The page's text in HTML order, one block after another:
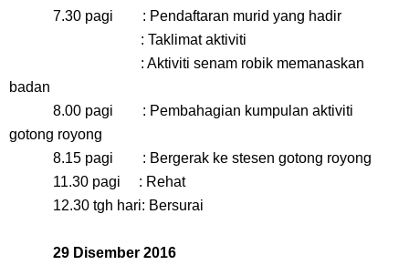
7.30 pagi : Pendaftaran murid yang hadir
: Taklimat aktiviti
: Aktiviti senam robik memanaskan
badan
8.00 pagi : Pembahagian kumpulan aktiviti
gotong royong
8.15 pagi : Bergerak ke stesen gotong royong
11.30 pagi : Rehat
12.30 tgh hari: Bersurai
29 Disember 2016